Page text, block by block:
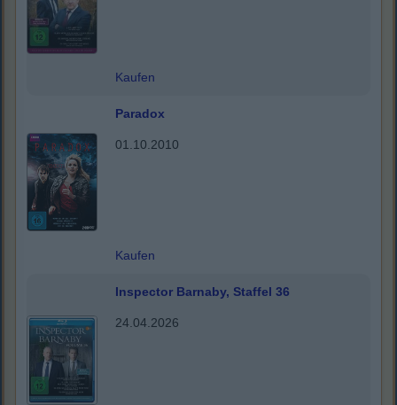
Kaufen
Paradox
01.10.2010
Kaufen
Inspector Barnaby, Staffel 36
24.04.2026